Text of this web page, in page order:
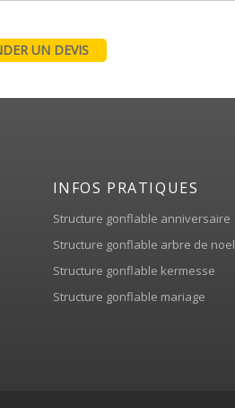
UN DEVIS
INFOS PRATIQUES
Structure gonflable anniversaire
Structure gonflable arbre de noel
Structure gonflable kermesse
Structure gonflable mariage